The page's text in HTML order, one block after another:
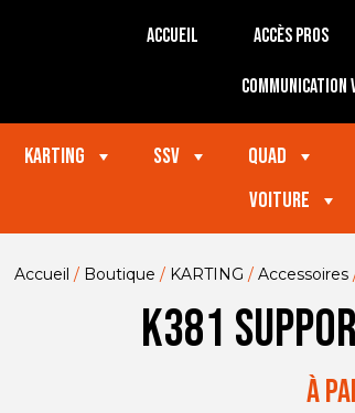
Accueil Accès Pros
Karting SSV Quad
VOITURE
Accueil / Boutique / KARTING / Accessoires
K381
à